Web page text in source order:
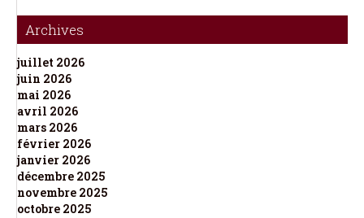
Archives
juillet 2026
juin 2026
mai 2026
avril 2026
mars 2026
février 2026
janvier 2026
décembre 2025
novembre 2025
octobre 2025